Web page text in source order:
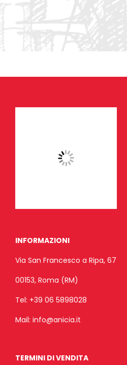
INFORMAZIONI
Via San Francesco a Ripa, 67
00153, Roma (RM)
Tel: +39 06 5898028
Mail: info@anicia.it
TERMINI DI VENDITA